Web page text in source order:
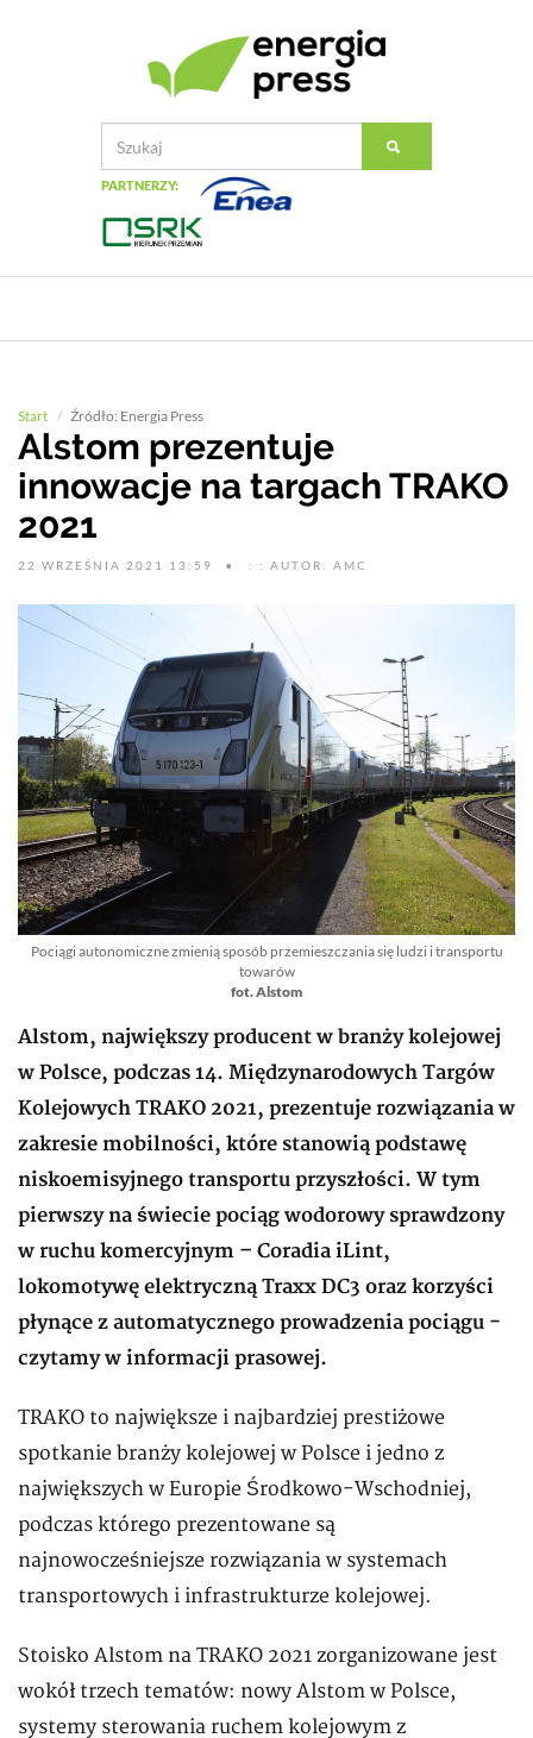
PARTNERZY:
Start Źródło: Energia Press
Alstom prezentuje
innowacje na targach TRAKO
2021
22 WRZEŚNIA 2021 13:59 : : AUTOR: AMC
Pociągi autonomiczne zmienią sposób przemieszczania się ludzi i transportu
towarów
fot. Alstom
Alstom, największy producent w branży kolejowej
w Polsce, podczas 14. Międzynarodowych Targów
Kolejowych TRAKO 2021, prezentuje rozwiązania w
zakresie mobilności, które stanowią podstawę
niskoemisyjnego transportu przyszłości. W tym
pierwszy na świecie pociąg wodorowy sprawdzony
w ruchu komercyjnym – Coradia iLint,
lokomotywę elektryczną Traxx DC3 oraz korzyści
płynące z automatycznego prowadzenia pociągu -
czytamy w informacji prasowej.
TRAKO to największe i najbardziej prestiżowe
spotkanie branży kolejowej w Polsce i jedno z
największych w Europie Środkowo-Wschodniej,
podczas którego prezentowane są
najnowocześniejsze rozwiązania w systemach
transportowych i infrastrukturze kolejowej.
Stoisko Alstom na TRAKO 2021 zorganizowane jest
wokół trzech tematów: nowy Alstom w Polsce,
systemy sterowania ruchem kolejowym z